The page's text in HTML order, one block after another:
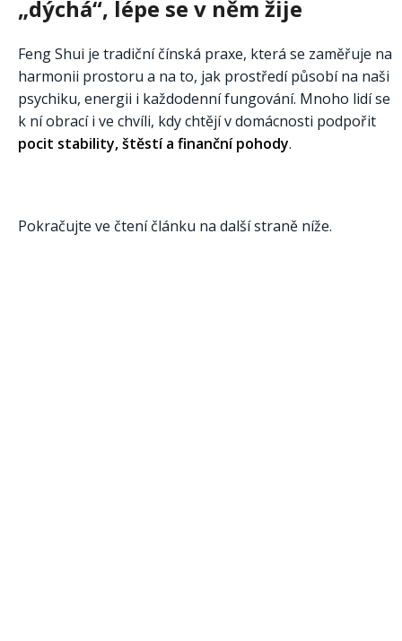
„dýchá“, lépe se v něm žije
Feng Shui je tradiční čínská praxe, která se zaměřuje na
harmonii prostoru a na to, jak prostředí působí na naši
psychiku, energii i každodenní fungování. Mnoho lidí se
k ní obrací i ve chvíli, kdy chtějí v domácnosti podpořit
pocit stability, štěstí a finanční pohody.
Pokračujte ve čtení článku na další straně níže.